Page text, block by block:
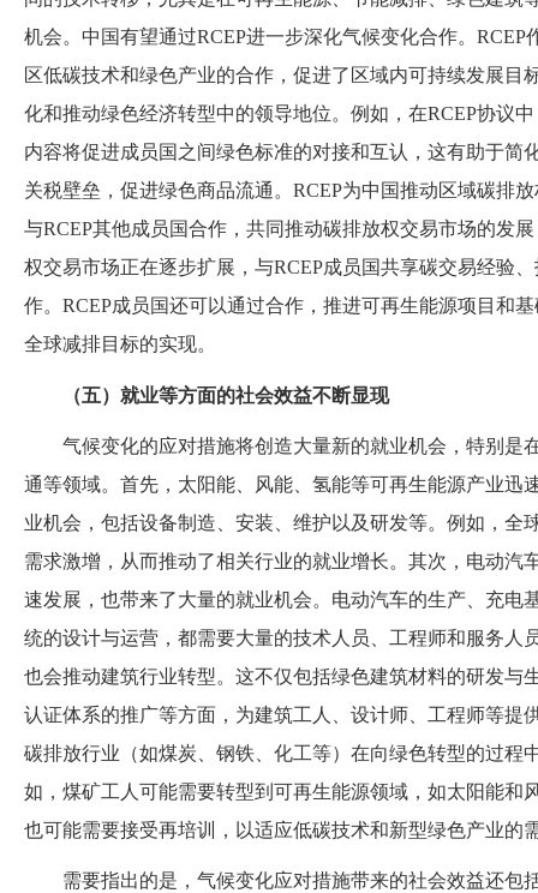
机会。中国有望通过RCEP进一步深化气候变化合作。
区低碳技术和绿色产业的合作，促进了区域内可持续发展目
化和推动绿色经济转型中的领导地位。例如，在RCEP协议
内容将促进成员国之间绿色标准的对接和互认，这有助于简
关税壁垒，促进绿色商品流通。RCEP为中国推动区域碳排
与RCEP其他成员国合作，共同推动碳排放权交易市场的发
权交易市场正在逐步扩展，与RCEP成员国共享碳交易经验
作。RCEP成员国还可以通过合作，推进可再生能源项目和
全球减排目标的实现。
（五）就业等方面的社会效益不断显现
气候变化的应对措施将创造大量新的就业机会，特别是
通等领域。首先，太阳能、风能、氢能等可再生能源产业迅
业机会，包括设备制造、安装、维护以及研发等。例如，全
需求激增，从而推动了相关行业的就业增长。其次，电动汽
速发展，也带来了大量的就业机会。电动汽车的生产、充电
统的设计与运营，都需要大量的技术人员、工程师和服务人
也会推动建筑行业转型。这不仅包括绿色建筑材料的研发与
认证体系的推广等方面，为建筑工人、设计师、工程师等提
碳排放行业（如煤炭、钢铁、化工等）在向绿色转型的过程
如，煤矿工人可能需要转型到可再生能源领域，如太阳能和
也可能需要接受再培训，以适应低碳技术和新型绿色产业的
需要指出的是，气候变化应对措施带来的社会效益还包